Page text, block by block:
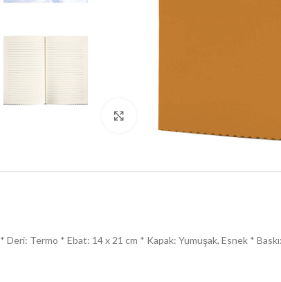
* Deri: Termo * Ebat: 14 x 21 cm * Kapak: Yumuşak, Esnek *